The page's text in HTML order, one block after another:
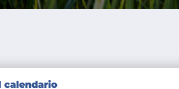
calendario